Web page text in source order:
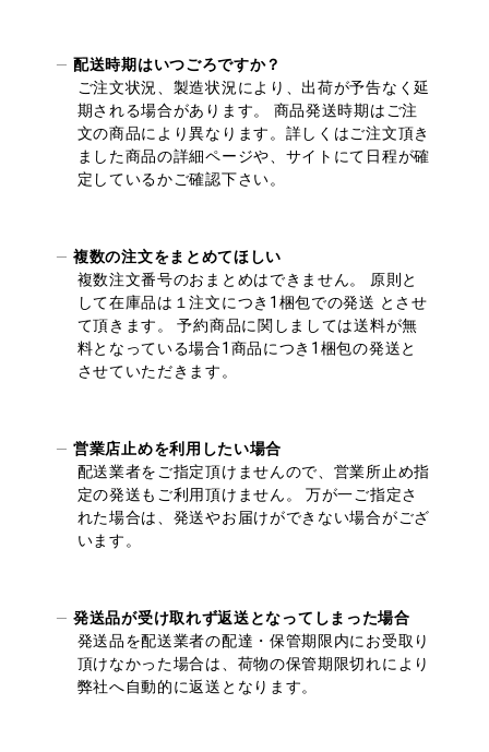
配送時期はいつごろですか？
ご注文状況、製造状況により、出荷が予告なく延
期される場合があります。 商品発送時期はご注
文の商品により異なります。詳しくはご注文頂き
ました商品の詳細ページや、サイトにて日程が確
定しているかご確認下さい。
複数の注文をまとめてほしい
複数注文番号のおまとめはできません。 原則と
して在庫品は１注文につき1梱包での発送 とさせ
て頂きます。 予約商品に関しましては送料が無
料となっている場合1商品につき1梱包の発送と
させていただきます。
営業店止めを利用したい場合
配送業者をご指定頂けませんので、営業所止め指
定の発送もご利用頂けません。 万が一ご指定さ
れた場合は、発送やお届けができない場合がござ
います。
発送品が受け取れず返送となってしまった場合
発送品を配送業者の配達・保管期限内にお受取り
頂けなかった場合は、荷物の保管期限切れにより
弊社へ自動的に返送となります。